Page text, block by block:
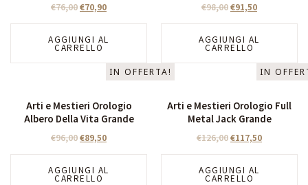
€76,00€70,90
AGGIUNGI AL
CARRELLO
€98,00€91,50
AGGIUNGI AL
CARRELLO
IN OFFERTA!
Arti e Mestieri Orologio
Albero Della Vita Grande
€96,00€89,50
AGGIUNGI AL
CARRELLO
IN
Arti e Mestieri Orologio Full
Metal Jack Grande
€126,00€117,50
AGGIUNGI AL
CARRELLO